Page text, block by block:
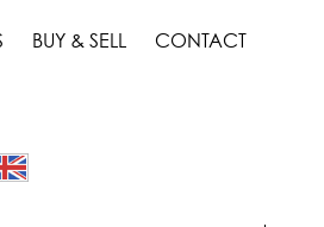
BUY & SELL CONTACT